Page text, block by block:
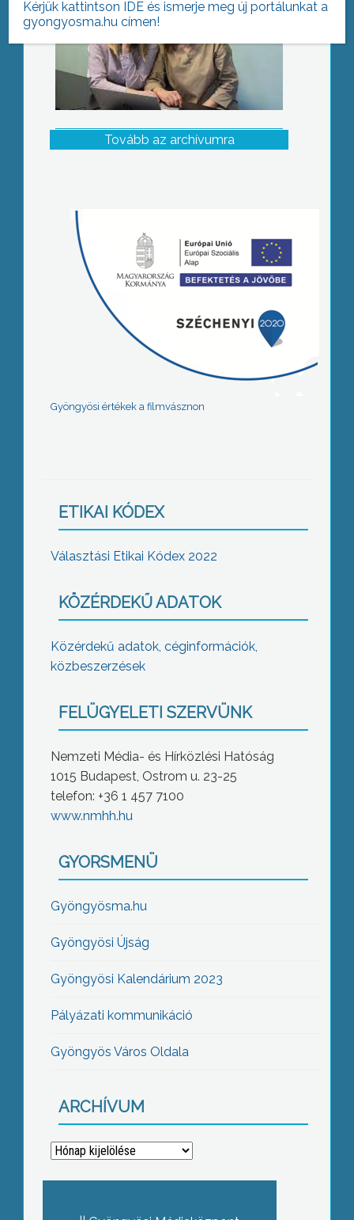
Tovább az archívumra
Gyöngyösi értékek a filmvásznon
ETIKAI KÓDEX
Választási Etikai Kódex 2022
KÖZÉRDEKŰ ADATOK
Közérdekű adatok, céginformációk,
közbeszerzések
FELÜGYELETI SZERVÜNK
Nemzeti Média- és Hírközlési Hatóság
1015 Budapest, Ostrom u. 23-25
telefon: +36 1 457 7100
www.nmhh.hu
GYORSMENÜ
Gyöngyösma.hu
Gyöngyösi Újság
Gyöngyösi Kalendárium 2023
Pályázati kommunikáció
Gyöngyös Város Oldala
ARCHÍVUM
Archívum
Kérjük kattintson IDE és ismerje meg új portálunkat a
gyongyosma.hu címen!